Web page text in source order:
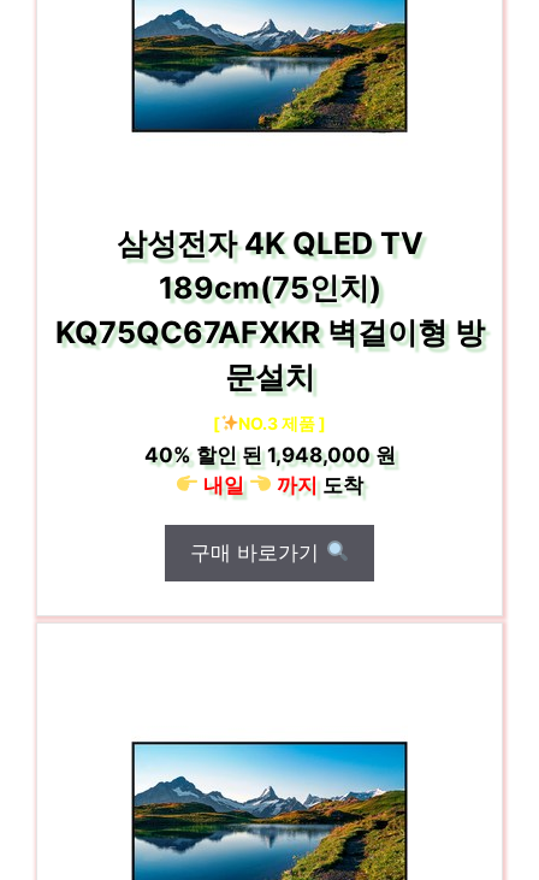
삼성전자 4K QLED TV
189cm(75인치)
KQ75QC67AFXKR 벽걸이형 방
문설치
[ NO.3 제품 ]
40%할인 된1,948,000 원
내일
까지도착
구매 바로가기